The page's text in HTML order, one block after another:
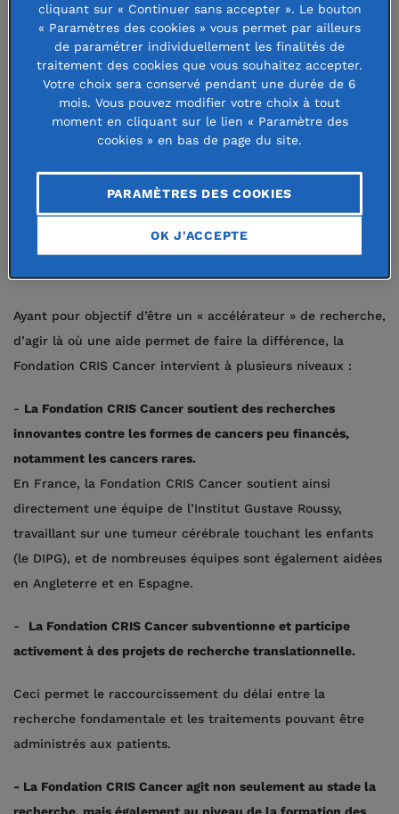
financement de recherches, d’essais
cliniques, octroi de bourses… La
Fondation CRIS CANCER cherche à
accélérer la recherche et à raccourcir
le délai d’accession à des solutions
innovantes dans le domaine du
Ayant pour objectif d’être un « accélérateur » de recherche,
d’agir là où une aide permet de faire la différence, la
Fondation CRIS Cancer intervient à plusieurs niveaux :
- La Fondation CRIS Cancer soutient des recherches
innovantes contre les formes de cancers peu financés,
notamment les cancers rares.
En France, la Fondation CRIS Cancer soutient ainsi
directement une équipe de l’Institut Gustave Roussy,
travaillant sur une tumeur cérébrale touchant les enfants
(le DIPG), et de nombreuses équipes sont également aidées
en Angleterre et en Espagne.
- La Fondation CRIS Cancer subventionne et participe
activement à des projets de recherche translationnelle.
Ceci permet le raccourcissement du délai entre la
recherche fondamentale et les traitements pouvant être
administrés aux patients.
- La Fondation CRIS Cancer agit non seulement au stade la
cliquant sur « Continuer sans accepter ». Le bouton
« Paramètres des cookies » vous permet par ailleurs
de paramétrer individuellement les finalités de
traitement des cookies que vous souhaitez accepter.
Votre choix sera conservé pendant une durée de 6
mois. Vous pouvez modifier votre choix à tout
moment en cliquant sur le lien « Paramètre des
cookies » en bas de page du site.
PARAMÈTRES DES COOKIES
OK J'ACCEPTE